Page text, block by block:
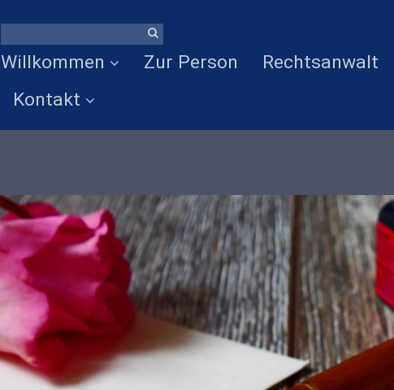
Willkommen Zur Person Rechtsanwalt
Kontakt